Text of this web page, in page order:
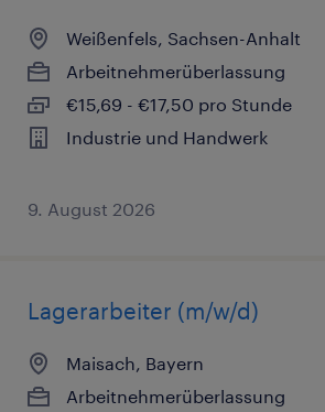
Weißenfels, Sachsen-Anhalt
Arbeitnehmerüberlassung
€15,69 - €17,50 pro Stunde
Industrie und Handwerk
9. August 2026
Lagerarbeiter (m/w/d)
Maisach, Bayern
Arbeitnehmerüberlassung